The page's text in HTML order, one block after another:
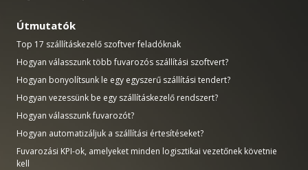
Útmutatók
Top 17 szállításkezelő szoftver feladóknak
Hogyan válasszunk több fuvarozós szállítási szoftvert?
Hogyan bonyolítsunk le egy egyszerű szállítási tendert?
Hogyan vezessünk be egy szállításkezelő rendszert?
Hogyan válasszunk fuvarozót?
Hogyan automatizáljuk a szállítási értesítéseket?
Fuvarozási KPI-ok, amelyeket minden logisztikai vezetőnek követnie
kell